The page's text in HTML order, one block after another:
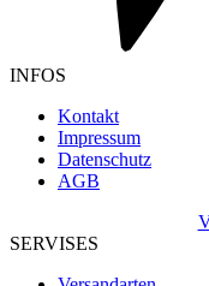
INFOS
Kontakt
Impressum
Datenschutz
AGB
SERVISES